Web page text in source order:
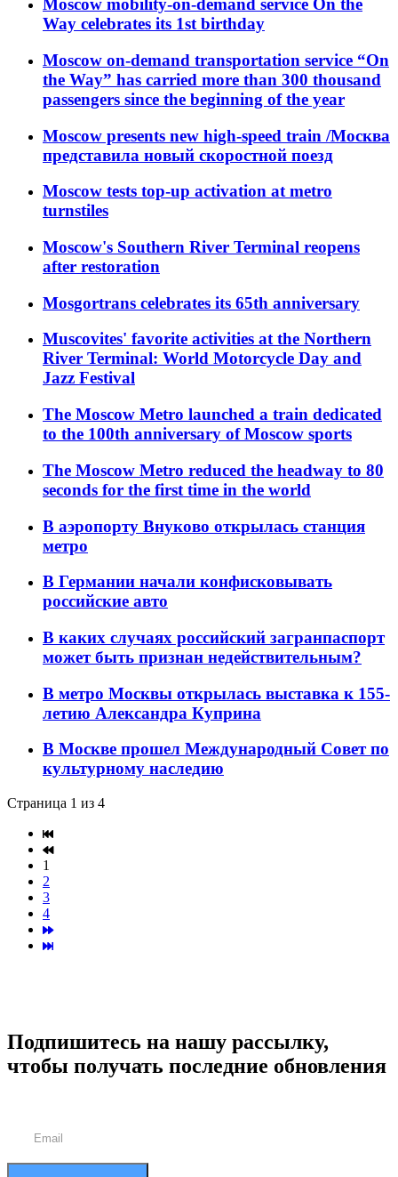
Moscow mobility-on-demand service On the
Way celebrates its 1st birthday
Moscow on-demand transportation service “On
the Way” has carried more than 300 thousand
passengers since the beginning of the year
Moscow presents new high-speed train /Москва
представила новый скоростной поезд
Moscow tests top-up activation at metro
turnstiles
Moscow's Southern River Terminal reopens
after restoration
Mosgortrans celebrates its 65th anniversary
Muscovites' favorite activities at the Northern
River Terminal: World Motorcycle Day and
Jazz Festival
The Moscow Metro launched a train dedicated
to the 100th anniversary of Moscow sports
The Moscow Metro reduced the headway to 80
seconds for the first time in the world
В аэропорту Внуково открылась станция
метро
В Германии начали конфисковывать
российские авто
В каких случаях российский загранпаспорт
может быть признан недействительным?
В метро Москвы открылась выставка к 155-
летию Александра Куприна
В Москве прошел Международный Совет по
культурному наследию
Страница 1 из 4
1
2
3
4
Подпишитесь на нашу рассылку,
чтобы получать последние обновления